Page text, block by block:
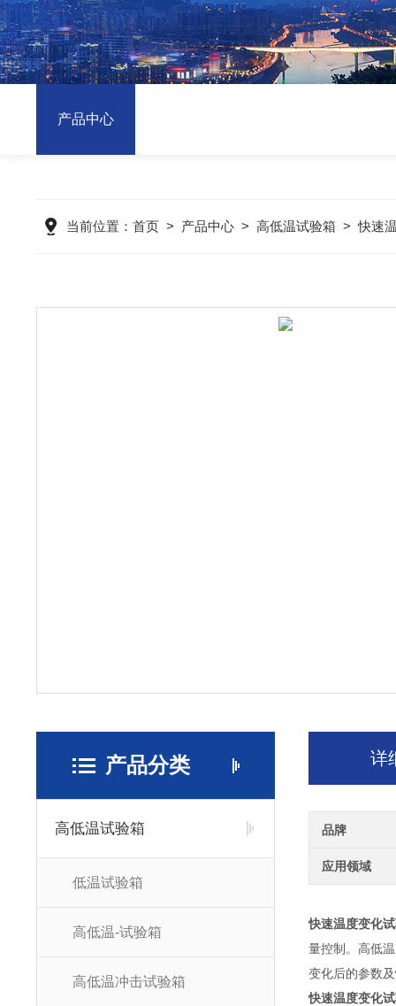
产品中心
当前位置： 首页> 产品中心> 高低温试验箱 >快速
产品分类
高低温试验箱
低温试验箱
高低温-试验箱
高低温冲击试验箱
详
品牌
应用领域
快速温度变化
量控制。高低
变化后的参数
快速温度变化